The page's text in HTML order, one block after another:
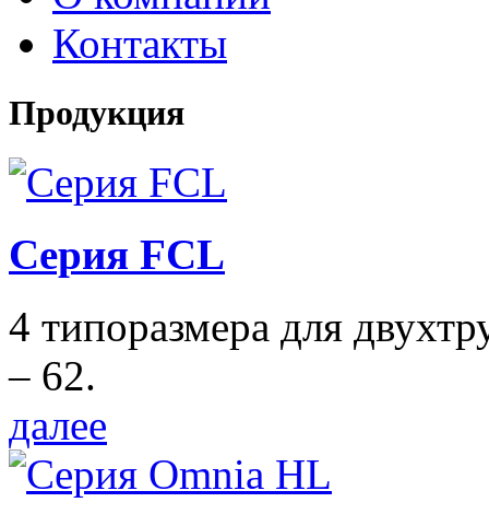
Контакты
Продукция
Серия FCL
4 типоразмера для
– 62.
далее